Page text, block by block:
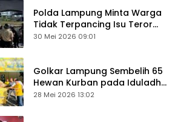
Polda Lampung Minta Warga
Tidak Terpancing Isu Teror
Pocong Palsu, Patroli
30 Mei 2026 09:01
Golkar Lampung Sembelih 65
Hewan Kurban pada Iduladha
1447 Hijriah
28 Mei 2026 13:02